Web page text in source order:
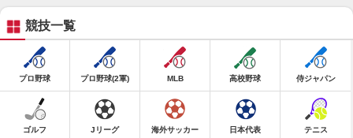
競技一覧
プロ野球 プロ野球(2軍) MLB 高校野球 侍ジャパン
ゴルフ Jリーグ 海外サッカー 日本代表 テニス